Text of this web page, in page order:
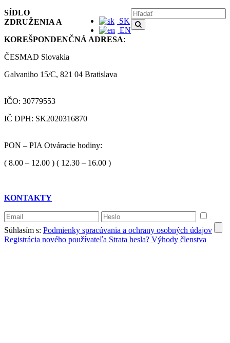
SK
EN
SÍDLO
ZDRUŽENIA A
KOREŠPONDENČNÁ ADRESA:
ČESMAD Slovakia
Galvaniho 15/C, 821 04 Bratislava
IČO: 30779553
IČ DPH: SK2020316870
PON – PIA Otváracie hodiny:
( 8.00 – 12.00 ) ( 12.30 – 16.00 )
KONTAKTY
Súhlasím s: Podmienky spracúvania a ochrany osobných údajov
Registrácia nového používateľa Strata hesla? Výhody členstva